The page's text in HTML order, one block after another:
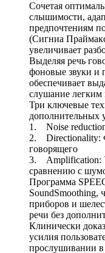
Сочетая
слышимости,
предпочтениям
(Сигниа
увеличивает
Выделяя речь
фоновые звуки и
обеспечивает
слушание легким
Три ключевые
дополнительных
1. Noise
2. Directionality:
говорящего
3. Amplification:
сравнению с
Программа
SoundSmoothing,
приборов и
речи без
Клинически
усилия
прослушивании в